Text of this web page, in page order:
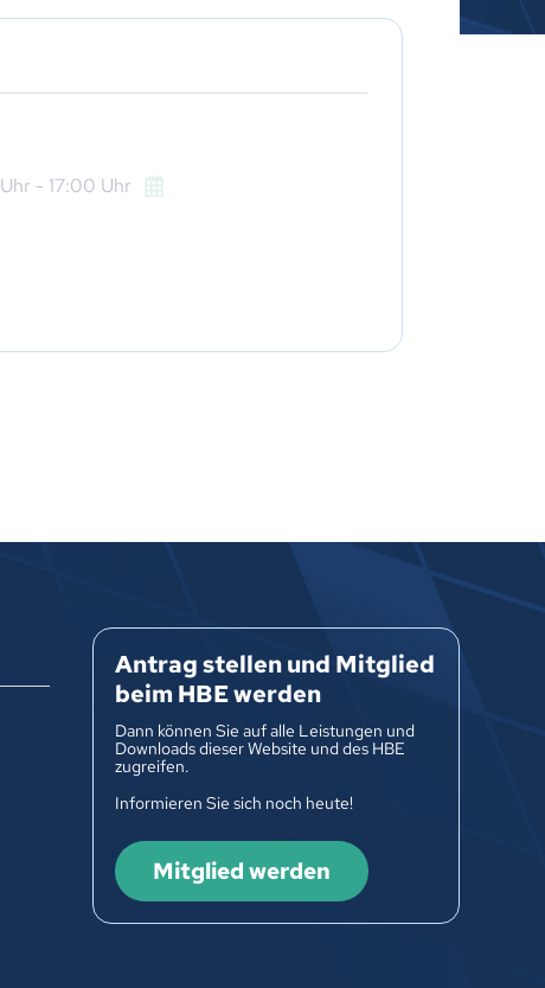
Uhr - 17:00 Uhr
Antrag stellen und Mitglied
beim HBE werden
Dann können Sie auf alle Leistungen und
Downloads dieser Website und des HBE
zugreifen.
Informieren Sie sich noch heute!
Mitglied werden